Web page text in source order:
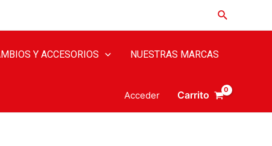
Y ACCESORIOS NUESTRAS MARCAS
Acceder Carrito